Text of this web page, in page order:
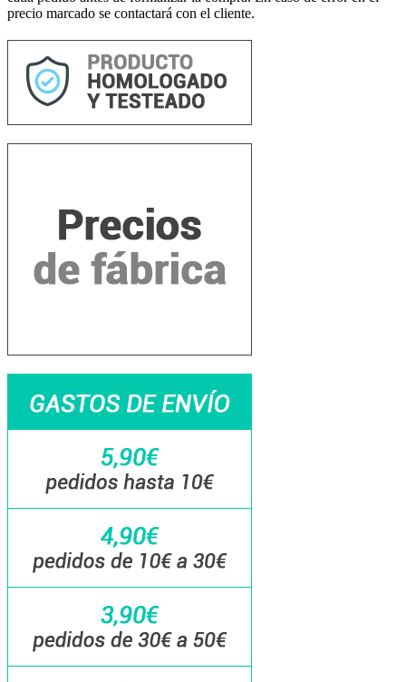
precio marcado se contactará con el cliente.